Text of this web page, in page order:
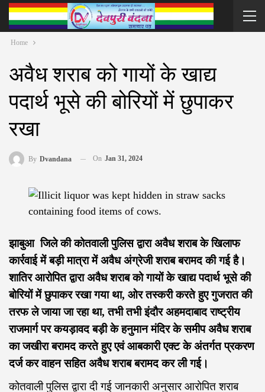
Home
अवैध शराब को गायों के खाद्य
पदार्थ भूसे की बोरियों में छुपाकर
रखा
By Dvandana On Jan 31, 2024
झाबुआ जिले की कोतवाली पुलिस द्वारा अवैध शराब के खिलाफ
कार्रवाई में बड़ी मात्रा में अवैध अंग्रेजी शराब बरामद की गई है।
शातिर आरोपित द्वारा अवैध शराब को गायों के खाद्य पदार्थ भूसे की
बोरियों में छुपाकर रखा गया था, ओर तस्करी करते हुए गुजरात की
तरफ ले जाया जा रहा था, तभी तभी इंदौर अहमदाबाद राष्ट्रीय
राजमार्ग पर कयड़ावद बड़ी के हनुमान मंदिर के समीप अवैध शराब
का जखीरा बरामद करते हुए एवं आबकारी एक्ट के अंतर्गत प्रकरण
दर्ज कर वाहन सहित अवैध शराब बरामद कर ली गई।
कोतवाली पुलिस द्वारा दी गई जानकारी अनुसार आरोपित शराब